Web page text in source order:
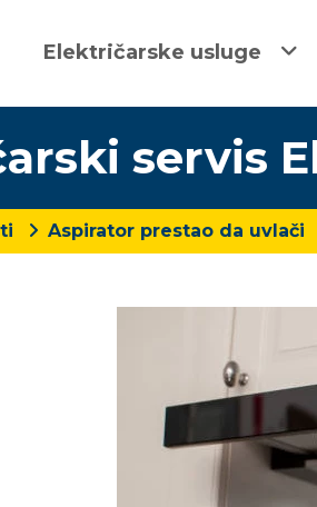
Električarske usluge
servis
Aspirator prestao da uvlači